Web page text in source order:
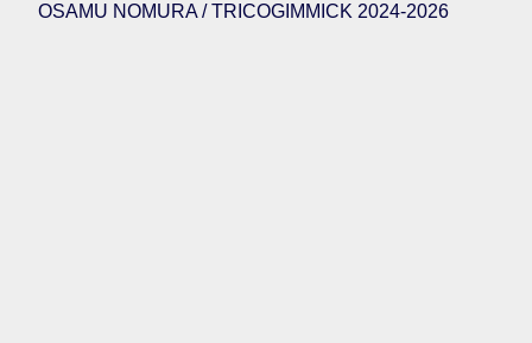
OSAMU NOMURA / TRICOGIMMICK 2024-2026